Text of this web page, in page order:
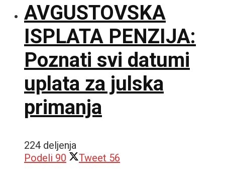
AVGUSTOVSKA
ISPLATA PENZIJA:
Poznati svi datumi
uplata za julska
primanja
224 deljenja
Podeli 90 Tweet 56